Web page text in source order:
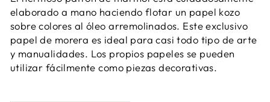
elaborado a mano haciendo flotar un papel kozo
sobre colores al óleo arremolinados. Este exclusivo
papel de morera es ideal para casi todo tipo de arte
y manualidades. Los propios papeles se pueden
utilizar fácilmente como piezas decorativas.